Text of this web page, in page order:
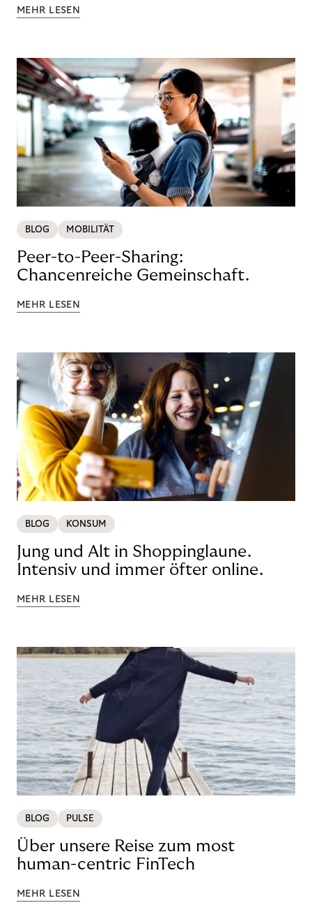
MEHR LESEN
BLOG MOBILITÄT
Peer-to-Peer-Sharing:
Chancenreiche Gemeinschaft.
MEHR LESEN
BLOG KONSUM
Jung und Alt in Shoppinglaune.
Intensiv und immer öfter online.
MEHR LESEN
BLOG PULSE
Über unsere Reise zum most
human-centric FinTech
MEHR LESEN